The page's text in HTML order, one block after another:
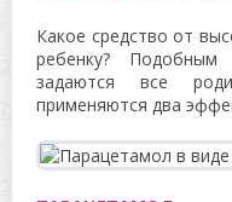
Какое средство от
ребенку?
задаются все
применяются два